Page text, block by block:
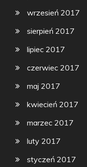
wrzesień 2017
sierpień 2017
lipiec 2017
czerwiec 2017
maj 2017
kwiecień 2017
marzec 2017
luty 2017
styczeń 2017